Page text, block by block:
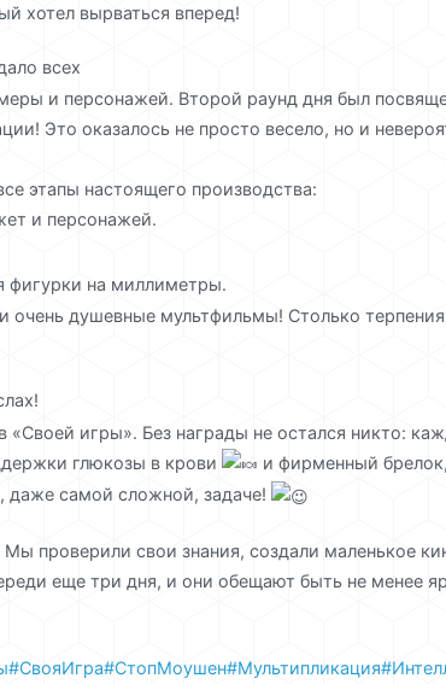
хотел вырваться вперед!
всех
и персонажей. Второй раунд дня был
Это оказалось не просто весело, но и
этапы настоящего производства:
и персонажей.
фигурки на миллиметры.
очень душевные мультфильмы! Столько
«Своей игры». Без награды не остался никто:
глюкозы в крови
и фирменный
даже самой сложной, задаче!
проверили свои знания, создали маленькое
еще три дня, и они обещают быть не менее
#СвояИгра#СтопМоушен#Мультипликация